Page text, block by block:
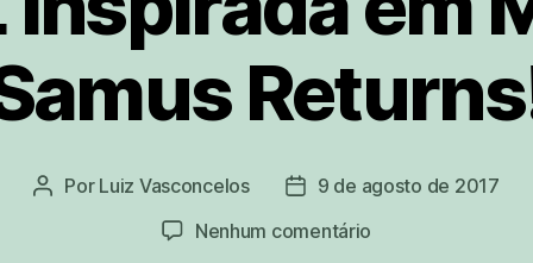
Autor
Por Luiz Vasconcelos
Data
publicação
9 de agosto de 2017
Nenhum comentário